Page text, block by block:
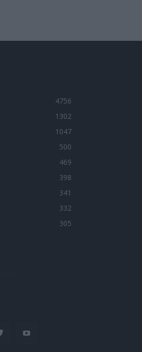
4756
1302
1047
500
469
398
341
332
305